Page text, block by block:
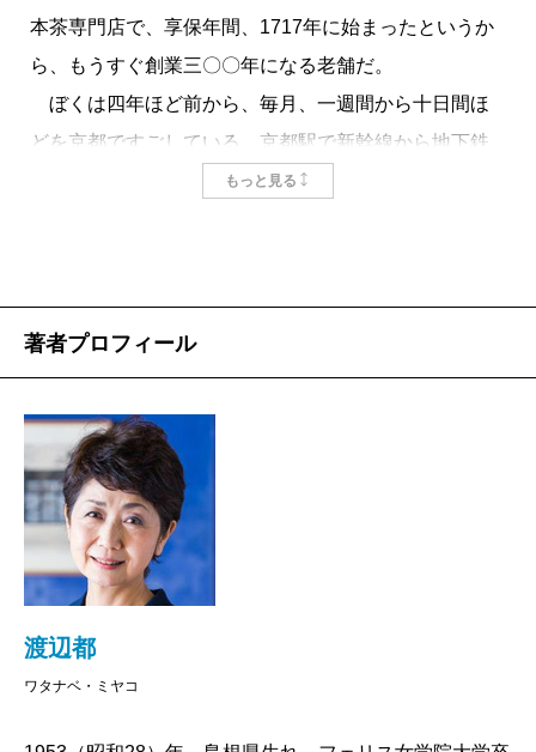
本茶専門店で、享保年間、1717年に始まったというか
ら、もうすぐ創業三〇〇年になる老舗だ。
ぼくは四年ほど前から、毎月、一週間から十日間ほ
どを京都ですごしている。京都駅で新幹線から地下鉄
に乗り換え、京都市役所前で降りる。地上に出て寺町
香りを全身に行き渡らせるように。京都に帰ってきた
御霊神社の手前を入ったところにあって、京都にいる
間は毎日のように一保堂の前を通る。
渡辺都さんは一保堂の奥さんで、『お茶の味』には
渡辺さんが京都暮らしのなかで日々感じたことや思っ
たことが書かれている。感心したのは、いやなことが
ひとつも書かれていない点だ。エッセイを書こうとす
ると、つい世の中にモノ申したくなる。きっと渡辺さ
んにもそういうことはあるはずなのだけど、この本に
もっと見る
著者プロフィール
渡辺都
ワタナベ・ミヤコ